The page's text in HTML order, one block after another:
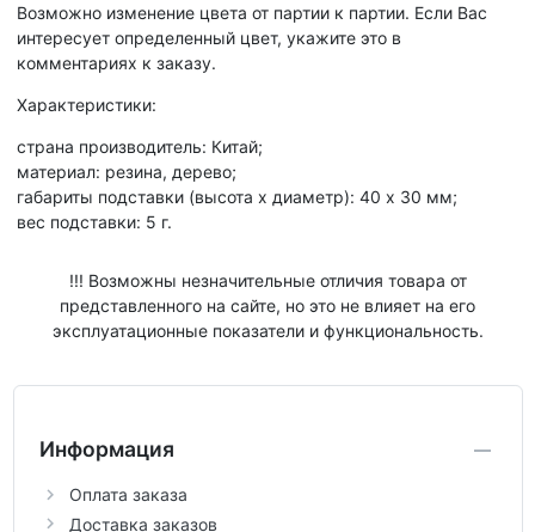
Возможно изменение цвета от партии к партии. Если Вас
интересует определенный цвет, укажите это в
комментариях к заказу.
Характеристики:
страна производитель: Китай;
материал: резина, дерево;
габариты подставки (высота х диаметр): 40 х 30 мм;
вес подставки: 5 г.
!!! Возможны незначительные отличия товара от
представленного на сайте, но это не влияет на его
эксплуатационные показатели и функциональность.
Информация
Оплата заказа
Доставка заказов